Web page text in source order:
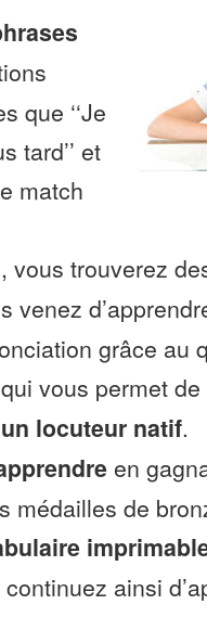
que ‘‘Je
tard’’ et
match
vous trouverez
venez
grâce au
vous permet de
locuteur natif.
en
de
ainsi